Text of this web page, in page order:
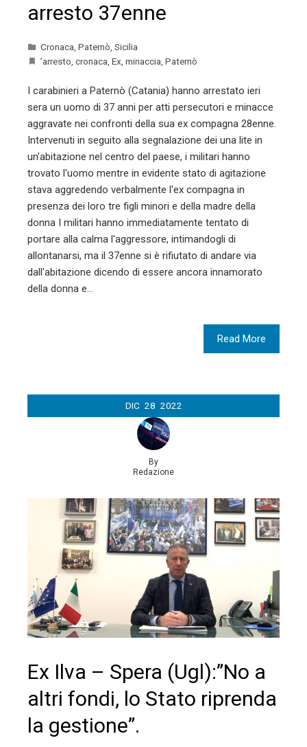
arresto 37enne
Cronaca, Paternò, Sicilia
’arresto, cronaca, Ex, minaccia, Paternò
I carabinieri a Paternò (Catania) hanno arrestato ieri
sera un uomo di 37 anni per atti persecutori e minacce
aggravate nei confronti della sua ex compagna 28enne.
Intervenuti in seguito alla segnalazione dei una lite in
un'abitazione nel centro del paese, i militari hanno
trovato l'uomo mentre in evidente stato di agitazione
stava aggredendo verbalmente l'ex compagna in
presenza dei loro tre figli minori e della madre della
donna I militari hanno immediatamente tentato di
portare alla calma l'aggressore, intimandogli di
allontanarsi, ma il 37enne si è rifiutato di andare via
dall'abitazione dicendo di essere ancora innamorato
della donna e…
Read More
DIC 28 2022
By
Redazione
Ex Ilva – Spera (Ugl):”No a
altri fondi, lo Stato riprenda
la gestione”.